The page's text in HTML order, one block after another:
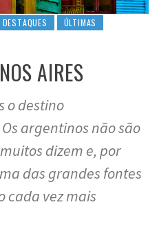
DESTAQUES
ÚLTIMAS
AIRES
o destino
argentinos não são
dizem e, por
das grandes fontes
cada vez mais